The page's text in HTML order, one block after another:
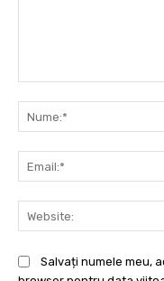
Salvați numele meu,